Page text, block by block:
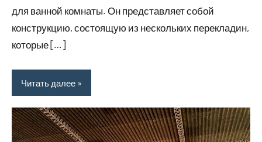
для ванной комнаты. Он представляет собой
конструкцию, состоящую из нескольких перекладин,
которые […]
Читать далее